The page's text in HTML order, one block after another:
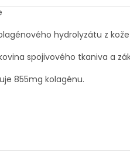
hydrolyzátu z
spojivového tkaniva a
855mg kolagénu.